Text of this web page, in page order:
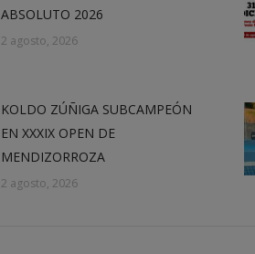
ABSOLUTO 2026
2 agosto, 2026
KOLDO ZÚÑIGA SUBCAMPEÓN
EN XXXIX OPEN DE
MENDIZORROZA
2 agosto, 2026